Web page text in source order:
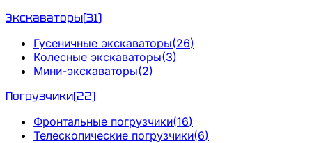
Экскаваторы(31)
Гусеничные экскаваторы(26)
Колесные экскаваторы(3)
Мини-экскаваторы(2)
Погрузчики(22)
Фронтальные погрузчики(16)
Телескопические погрузчики(6)